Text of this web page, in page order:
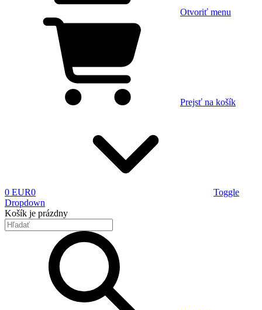
Otvoriť menu
Prejsť na košík
0 EUR0
Toggle
Dropdown
Košík je prázdny